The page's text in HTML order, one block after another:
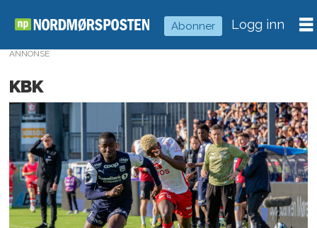
Abonner Logg inn
ANNONSE
KBK